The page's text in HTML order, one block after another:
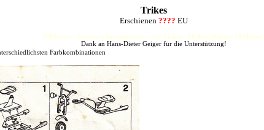
Trikes
Erschienen ???? EU
HJFHenze - Helmut´s Sammlerseiten - Ue-Ei-Kat - FF-Kat (Helmut J.F.Henze)
Dank an Hans-Dieter Geiger für die Unterstützung!
Farbkombinationen